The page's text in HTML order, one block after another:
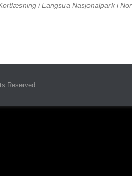
i Langsua Nasjonalpark i
Reserved.